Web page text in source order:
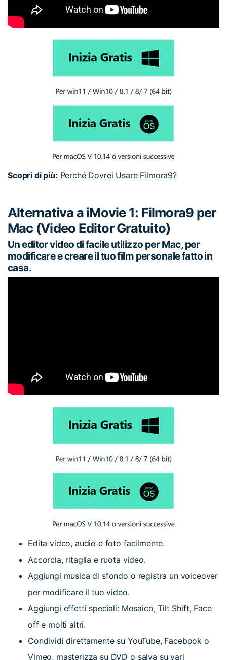
Scopri di più: Perché Dovrei Usare Filmora9?
Alternativa a iMovie 1: Filmora9 per
Mac (Video Editor Gratuito)
Un editor video di facile utilizzo per Mac, per
modificare e creare il tuo film personale fatto in
casa.
Edita video, audio e foto facilmente.
Accorcia, ritaglia e ruota video.
Aggiungi musica di sfondo o registra un voiceover
per modificare il tuo video.
Aggiungi effetti speciali: Mosaico, Tilt Shift, Face
off e molti altri.
Condividi direttamente su YouTube, Facebook o
Vimeo, masterizza su DVD o salva su vari